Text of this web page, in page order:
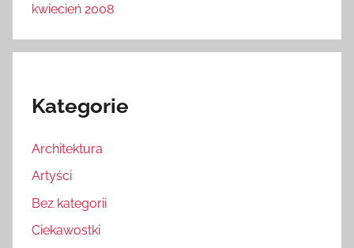
kwiecień 2008
Kategorie
Architektura
Artyści
Bez kategorii
Ciekawostki